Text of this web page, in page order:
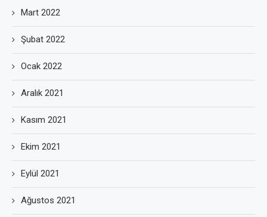
Mart 2022
Şubat 2022
Ocak 2022
Aralık 2021
Kasım 2021
Ekim 2021
Eylül 2021
Ağustos 2021